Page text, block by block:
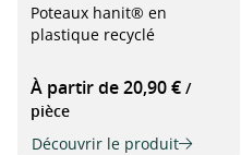
Poteaux hanit® en
plastique recyclé
À partir de 20,90 € /
pièce
Découvrir le produit